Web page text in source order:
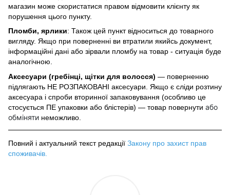
магазин може скористатися правом відмовити клієнту як
порушення цього пункту.
Пломби, ярлики: Також цей пункт відноситься до товарного
вигляду. Якщо при поверненні ви втратили якийсь документ,
інформаційні дані або зірвали пломбу на товар - ситуація буде
аналогічною.
Аксесуари (гребінці, щітки для волосся) — поверненню
підлягають НЕ РОЗПАКОВАНІ аксесуари. Якщо є сліди розтину
аксесуара і спроби вторинної запаковування (особливо це
стосується ПЕ упаковки або блістерів) — товар повернути або
обміняти неможливо.
Повний і актуальний текст редакції Закону про захист прав
споживачів